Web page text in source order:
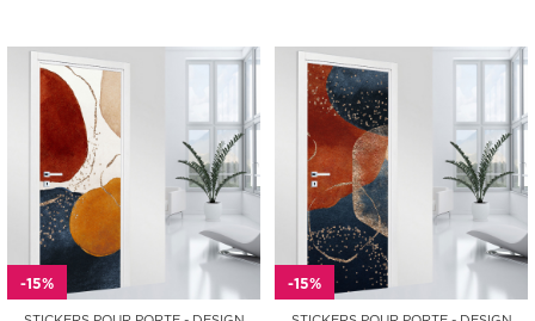
-15% -15%